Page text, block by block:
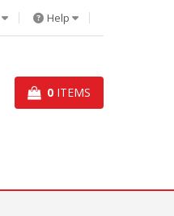
Help
0 ITEMS